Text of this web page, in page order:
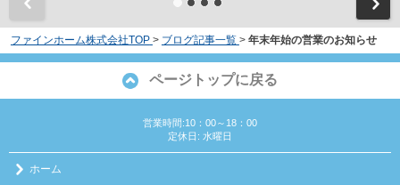
ファインホーム株式会社TOP > ブログ記事一覧 > 年末年始の営業のお知らせ
ページトップに戻る
営業時間:10：00～18：00
定休日: 水曜日
ホーム